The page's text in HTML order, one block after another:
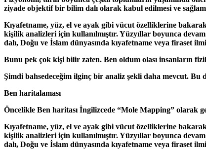
ziyade objektif bir bilim dalı olarak kabul edilmesi ve
Kıyafetname, yüz, el ve ayak gibi vücut özelliklerine
kişilik analizleri için kullanılmıştır. Yüzyıllar boyunca
dalı, Doğu ve İslam dünyasında kıyafetname veya firaset
Bunu pek çok kişi bilir zaten. Ben oldum olası insanların
Şimdi bahsedeceğim ilginç bir analiz şekli daha mevcut.
Ben haritalaması
Öncelikle Ben haritası İngilizcede “Mole Mapping” olarak
Kıyafetname, yüz, el ve ayak gibi vücut özelliklerine
kişilik analizleri için kullanılmıştır. Yüzyıllar boyunca
dalı, Doğu ve İslam dünyasında kıyafetname veya firaset